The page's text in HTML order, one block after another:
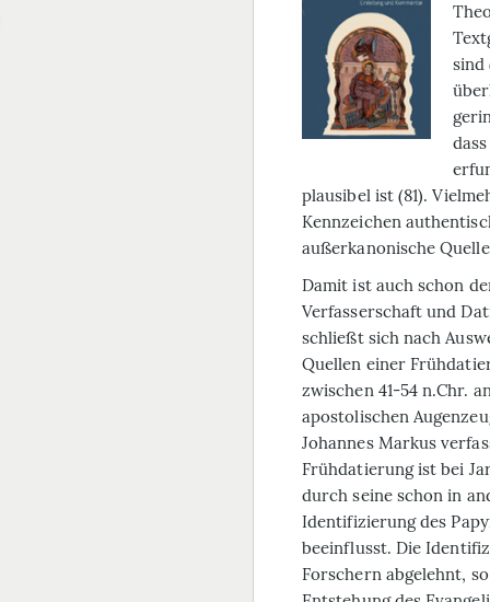
sind
plausibel ist (81).
Kennzeichen
außerkanonische
Damit ist auch schon
Verfasserschaft und
schließt sich nach
Quellen einer
zwischen 41-54 n.Chr.
apostolischen
Johannes Markus
Frühdatierung ist bei
durch seine schon in
Identifizierung des
beeinflusst. Die
Forschern abgelehnt,